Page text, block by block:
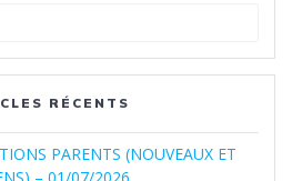
:
RÉCENTS
PARENTS (NOUVEAUX ET